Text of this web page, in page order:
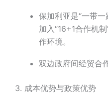
保加利亚是“一带
加入“16+1合作机
作环境。
双边政府间经贸合
3. 成本优势与政策优势